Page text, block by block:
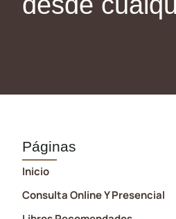
Páginas
Inicio
Consulta Online Y Presencial